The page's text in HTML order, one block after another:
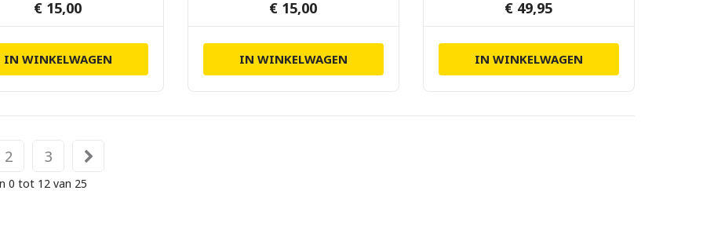
€ 15,00
IN WINKELWAGEN
€ 15,00
IN WINKELWAGEN
€ 49,95
IN WINKELWAGEN
2 3
0 tot 12 van 25